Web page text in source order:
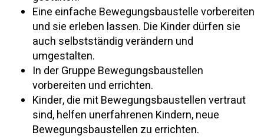
Eine einfache Bewegungsbaustelle vorbereiten
und sie erleben lassen. Die Kinder dürfen sie
auch selbstständig verändern und
umgestalten.
In der Gruppe Bewegungsbaustellen
vorbereiten und errichten.
Kinder, die mit Bewegungsbaustellen vertraut
sind, helfen unerfahrenen Kindern, neue
Bewegungsbaustellen zu errichten.